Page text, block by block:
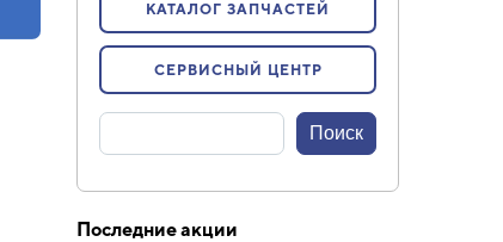
КАТАЛОГ ЗАПЧАСТЕЙ
СЕРВИСНЫЙ ЦЕНТР
Последние акции